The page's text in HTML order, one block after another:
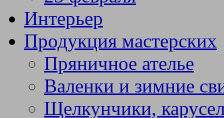
Интерьер
Продукция мастерских
Пряничное ателье
Валенки и зимние
Щелкунчики,